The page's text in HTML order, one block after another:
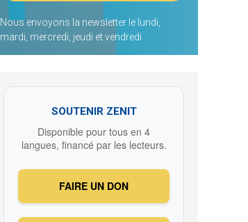
Nous envoyons la newsletter le lundi,
mardi, mercredi, jeudi et vendredi
SOUTENIR ZENIT
Disponible pour tous en 4
langues, financé par les lecteurs.
FAIRE UN DON